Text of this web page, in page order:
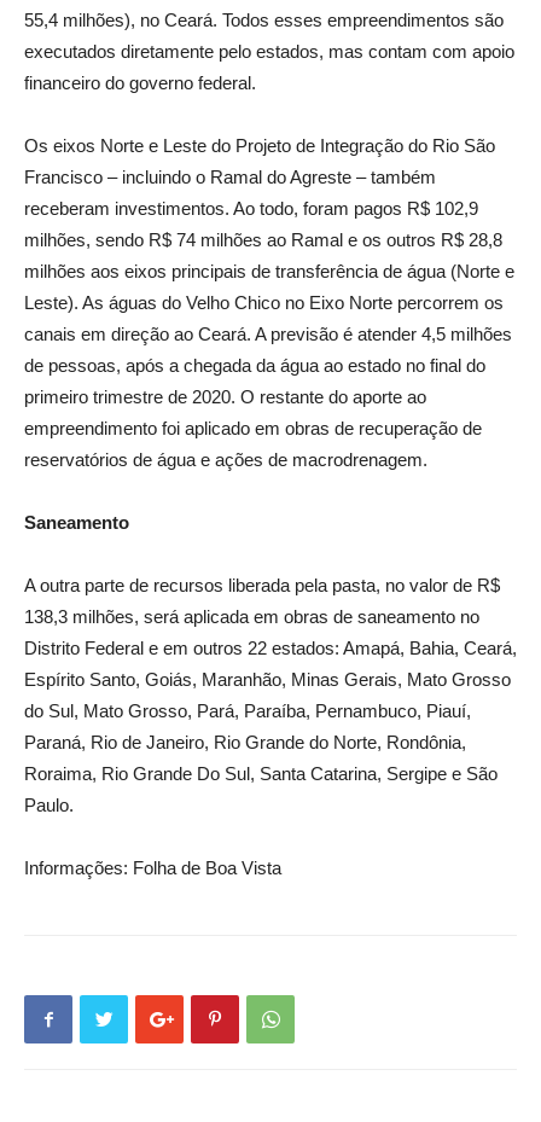
55,4 milhões), no Ceará. Todos esses empreendimentos são
executados diretamente pelo estados, mas contam com apoio
financeiro do governo federal.
Os eixos Norte e Leste do Projeto de Integração do Rio São
Francisco – incluindo o Ramal do Agreste – também
receberam investimentos. Ao todo, foram pagos R$ 102,9
milhões, sendo R$ 74 milhões ao Ramal e os outros R$ 28,8
milhões aos eixos principais de transferência de água (Norte e
Leste). As águas do Velho Chico no Eixo Norte percorrem os
canais em direção ao Ceará. A previsão é atender 4,5 milhões
de pessoas, após a chegada da água ao estado no final do
primeiro trimestre de 2020. O restante do aporte ao
empreendimento foi aplicado em obras de recuperação de
reservatórios de água e ações de macrodrenagem.
Saneamento
A outra parte de recursos liberada pela pasta, no valor de R$
138,3 milhões, será aplicada em obras de saneamento no
Distrito Federal e em outros 22 estados: Amapá, Bahia, Ceará,
Espírito Santo, Goiás, Maranhão, Minas Gerais, Mato Grosso
do Sul, Mato Grosso, Pará, Paraíba, Pernambuco, Piauí,
Paraná, Rio de Janeiro, Rio Grande do Norte, Rondônia,
Roraima, Rio Grande Do Sul, Santa Catarina, Sergipe e São
Paulo.
Informações: Folha de Boa Vista